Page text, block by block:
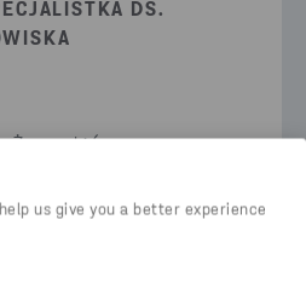
us give you a better experience
DS.